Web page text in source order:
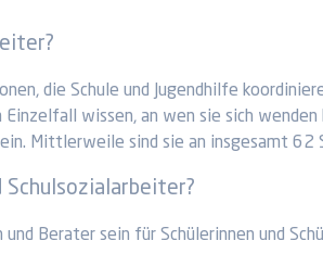
die Schule und Jugendhilfe
wissen, an wen sie sich
Mittlerweile sind sie an insgesamt 62
Berater sein für Schülerinnen und